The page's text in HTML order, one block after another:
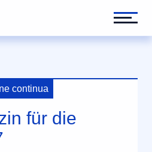
continua
für die